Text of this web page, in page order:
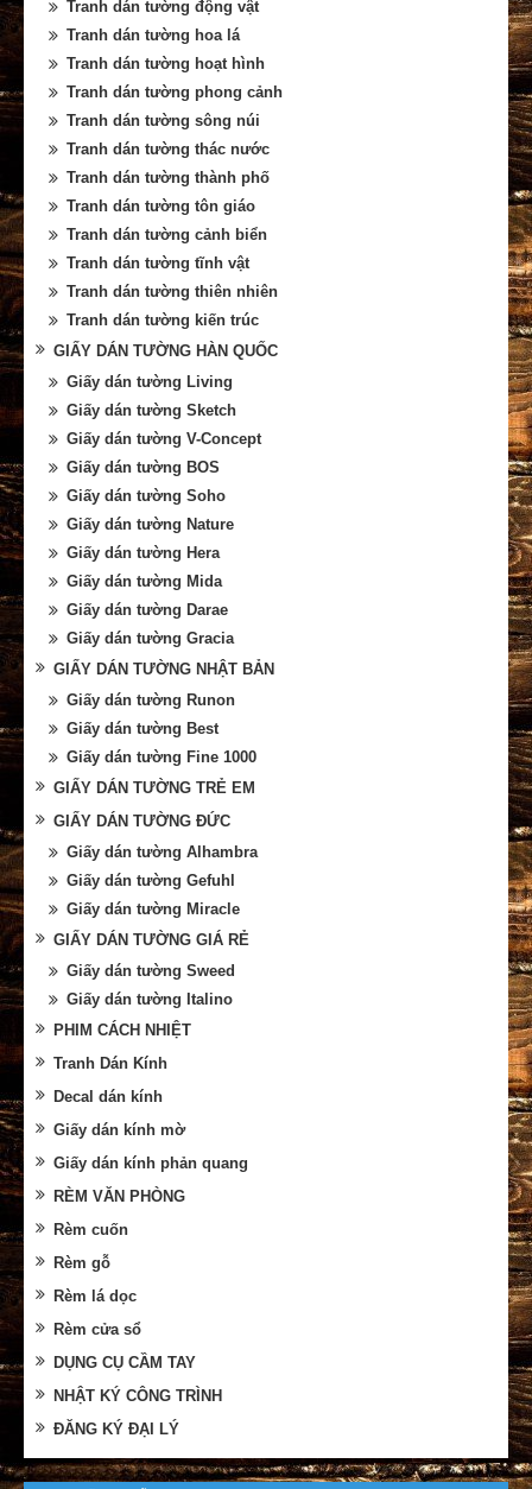
Tranh dán tường động vật
Tranh dán tường hoa lá
Tranh dán tường hoạt hình
Tranh dán tường phong cảnh
Tranh dán tường sông núi
Tranh dán tường thác nước
Tranh dán tường thành phố
Tranh dán tường tôn giáo
Tranh dán tường cảnh biển
Tranh dán tường tĩnh vật
Tranh dán tường thiên nhiên
Tranh dán tường kiến trúc
GIẤY DÁN TƯỜNG HÀN QUỐC
Giấy dán tường Living
Giấy dán tường Sketch
Giấy dán tường V-Concept
Giấy dán tường BOS
Giấy dán tường Soho
Giấy dán tường Nature
Giấy dán tường Hera
Giấy dán tường Mida
Giấy dán tường Darae
Giấy dán tường Gracia
GIẤY DÁN TƯỜNG NHẬT BẢN
Giấy dán tường Runon
Giấy dán tường Best
Giấy dán tường Fine 1000
GIẤY DÁN TƯỜNG TRẺ EM
GIẤY DÁN TƯỜNG ĐỨC
Giấy dán tường Alhambra
Giấy dán tường Gefuhl
Giấy dán tường Miracle
GIẤY DÁN TƯỜNG GIÁ RẺ
Giấy dán tường Sweed
Giấy dán tường Italino
PHIM CÁCH NHIỆT
Tranh Dán Kính
Decal dán kính
Giấy dán kính mờ
Giấy dán kính phản quang
RÈM VĂN PHÒNG
Rèm cuốn
Rèm gỗ
Rèm lá dọc
Rèm cửa sổ
DỤNG CỤ CẦM TAY
NHẬT KÝ CÔNG TRÌNH
ĐĂNG KÝ ĐẠI LÝ